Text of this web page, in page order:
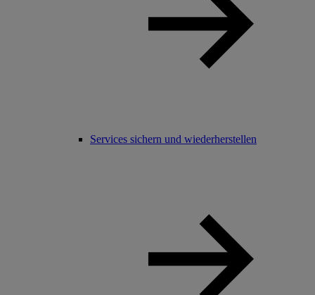
Services sichern und wiederherstellen